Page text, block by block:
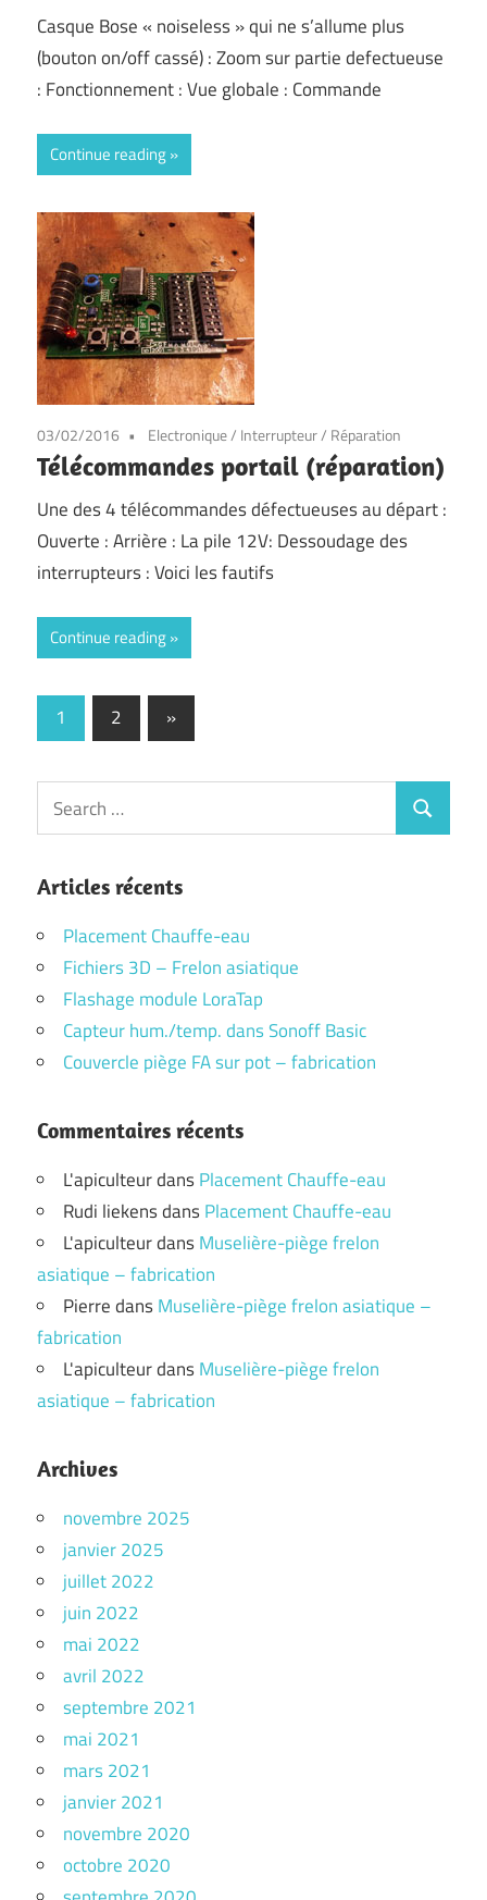
Casque Bose « noiseless » qui ne s’allume plus
(bouton on/off cassé) : Zoom sur partie defectueuse
: Fonctionnement : Vue globale : Commande
Continue reading
03/02/2016 Electronique/ Interrupteur/ Réparation
Télécommandes portail (réparation)
Une des 4 télécommandes défectueuses au départ :
Ouverte : Arrière : La pile 12V: Dessoudage des
interrupteurs : Voici les fautifs
Continue reading
Pagination
publications
1 2
Next
Posts
»
Search
for:
Search
Articles récents
Placement Chauffe-eau
Fichiers 3D – Frelon asiatique
Flashage module LoraTap
Capteur hum./temp. dans Sonoff Basic
Couvercle piège FA sur pot – fabrication
Commentaires récents
L'apiculteurdansPlacement Chauffe-eau
Rudi liekensdansPlacement Chauffe-eau
L'apiculteurdansMuselière-piège frelon
asiatique – fabrication
PierredansMuselière-piège frelon asiatique –
fabrication
L'apiculteurdansMuselière-piège frelon
asiatique – fabrication
Archives
novembre 2025
janvier 2025
juillet 2022
juin 2022
mai 2022
avril 2022
septembre 2021
mai 2021
mars 2021
janvier 2021
novembre 2020
octobre 2020